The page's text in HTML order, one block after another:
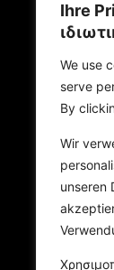
Ihre
We use
serve
By
Wir
unseren